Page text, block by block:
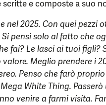
e composte a suo
nel 2025. Con quei pezzi
pensi solo al fatto che
fai? Le lasci ai tuoi figli?
Meglio prendere i
Penso che farò
White Thing.
venire a farmi visita.